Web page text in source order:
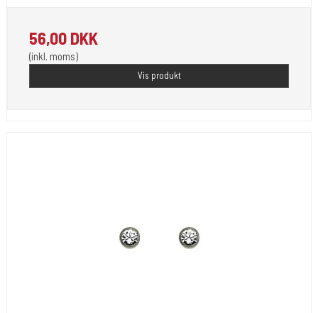
56,00 DKK
(inkl. moms)
Vis produkt